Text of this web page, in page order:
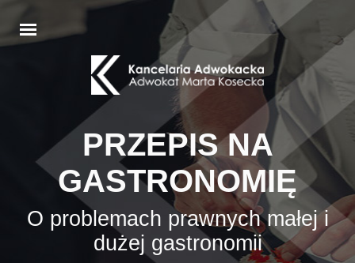
PRZEPIS NA
GASTRONOMIĘ
O problemach prawnych małej i
dużej gastronomii